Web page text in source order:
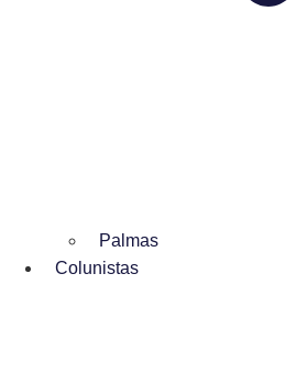
Palmas
Colunistas